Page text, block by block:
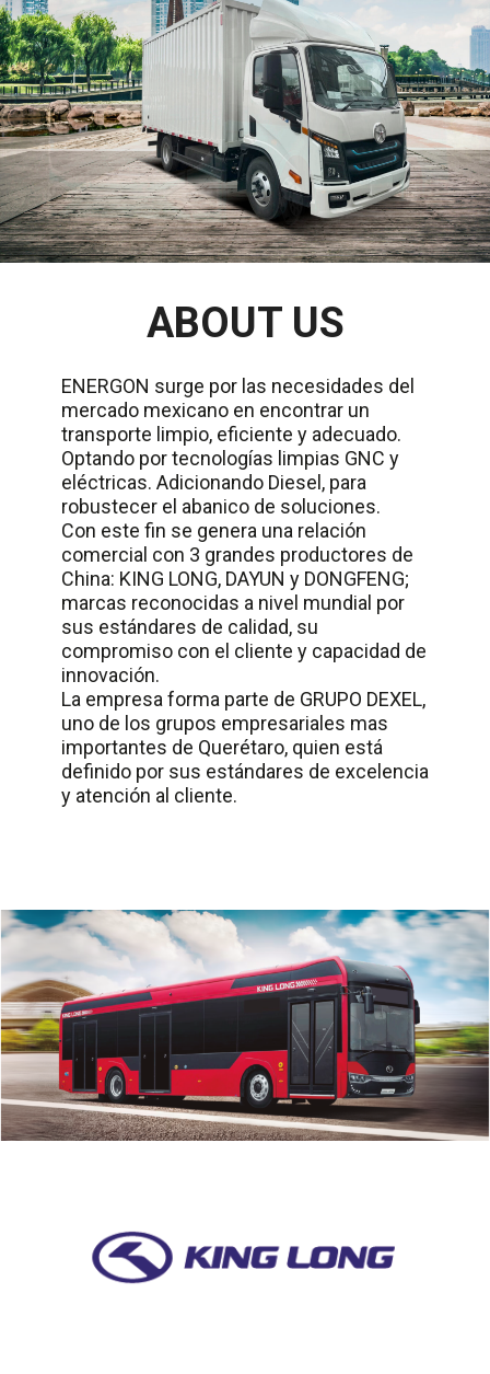
ABOUT US
ENERGON surge por las necesidades del
mercado mexicano en encontrar un
transporte limpio, eficiente y adecuado.
Optando por tecnologías limpias GNC y
eléctricas. Adicionando Diesel, para
robustecer el abanico de soluciones.
Con este fin se genera una relación
comercial con 3 grandes productores de
China: KING LONG, DAYUN y DONGFENG;
marcas reconocidas a nivel mundial por
sus estándares de calidad, su
compromiso con el cliente y capacidad de
innovación.
La empresa forma parte de GRUPO DEXEL,
uno de los grupos empresariales mas
importantes de Querétaro, quien está
definido por sus estándares de excelencia
y atención al cliente.